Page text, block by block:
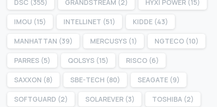
DSC (355) GRANDSTREAM (2) HYXI POWER (15)
IMOU (15) INTELLINET (51) KIDDE (43)
MANHATTAN (39) MERCUSYS (1) NGTECO (10)
PARRES (5) QOLSYS (15) RISCO (6)
SAXXON (8) SBE-TECH (80) SEAGATE (9)
SOFTGUARD (2) SOLAREVER (3) TOSHIBA (2)